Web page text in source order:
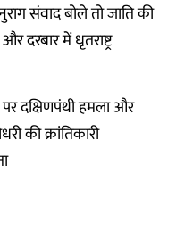
संवाद बोले तो जाति की
दरबार में धृतराष्ट्र
पर दक्षिणपंथी हमला और
की क्रांतिकारी